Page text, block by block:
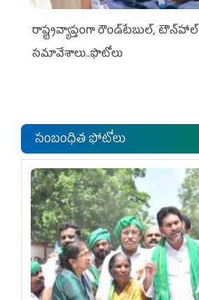
రాష్ట్రవ్యాప్తంగా రౌండ్‌టేబుల్‌, టౌన్‌హాల్‌
సమావేశాలు..ఫొటోలు
సంబంధిత ఫోటోలు